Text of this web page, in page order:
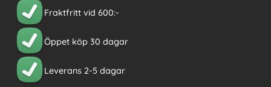
Fraktfritt vid 600:-
Öppet köp 30 dagar
Leverans 2-5 dagar